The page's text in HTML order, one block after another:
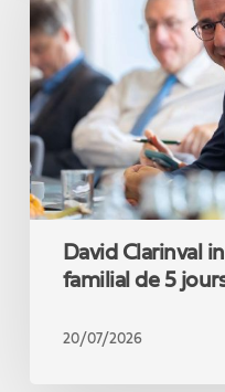
un
crédit
familial
de
5
jours
par
enfant
David Clarinval
familial de 5
20/07/2026